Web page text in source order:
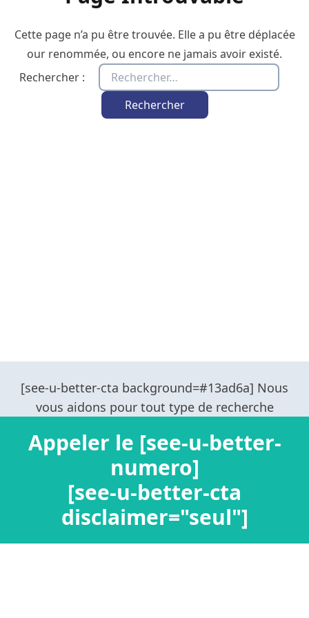
Cette page n’a pu être trouvée. Elle a pu être déplacée
our renommée, ou encore ne jamais avoir existé.
Rechercher :
Appeler le [see-u-better-
numero]
[see-u-better-cta
disclaimer="seul"]